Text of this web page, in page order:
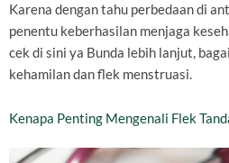
Karena dengan tahu perbedaan di
penentu keberhasilan menjaga
cek di sini ya Bunda lebih lanjut,
kehamilan dan flek menstruasi.
Kenapa Penting Mengenali Flek